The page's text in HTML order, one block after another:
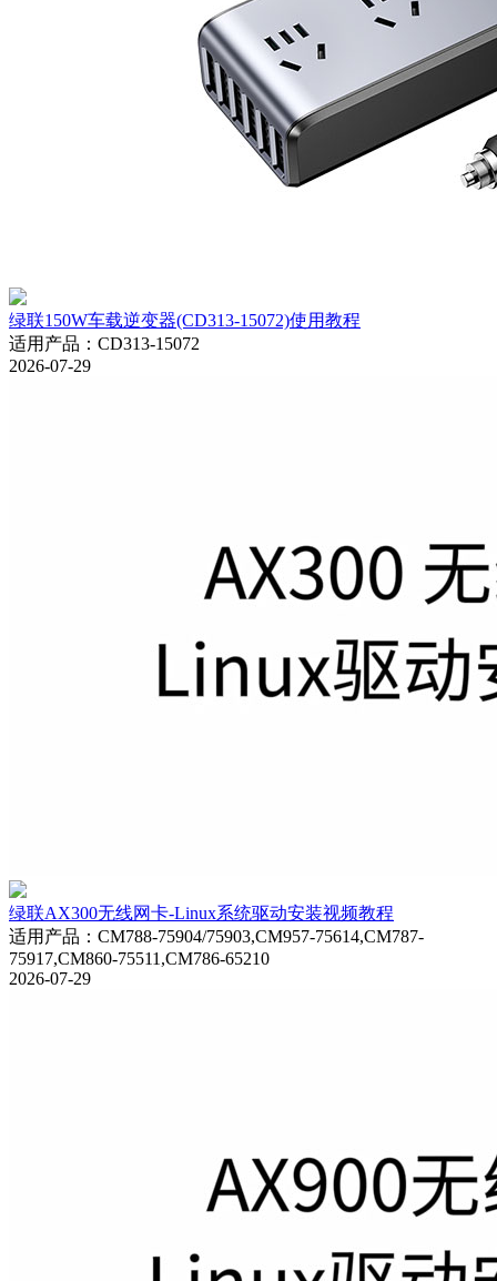
绿联150W车载逆变器(CD313-15072)使用教程
适用产品 ： CD313-15072
2026-07-29
绿联AX300无线网卡-Linux系统驱动安装视频教程
适用产品 ： CM788-75904/75903,CM957-75614,CM787-
75917,CM860-75511,CM786-65210
2026-07-29